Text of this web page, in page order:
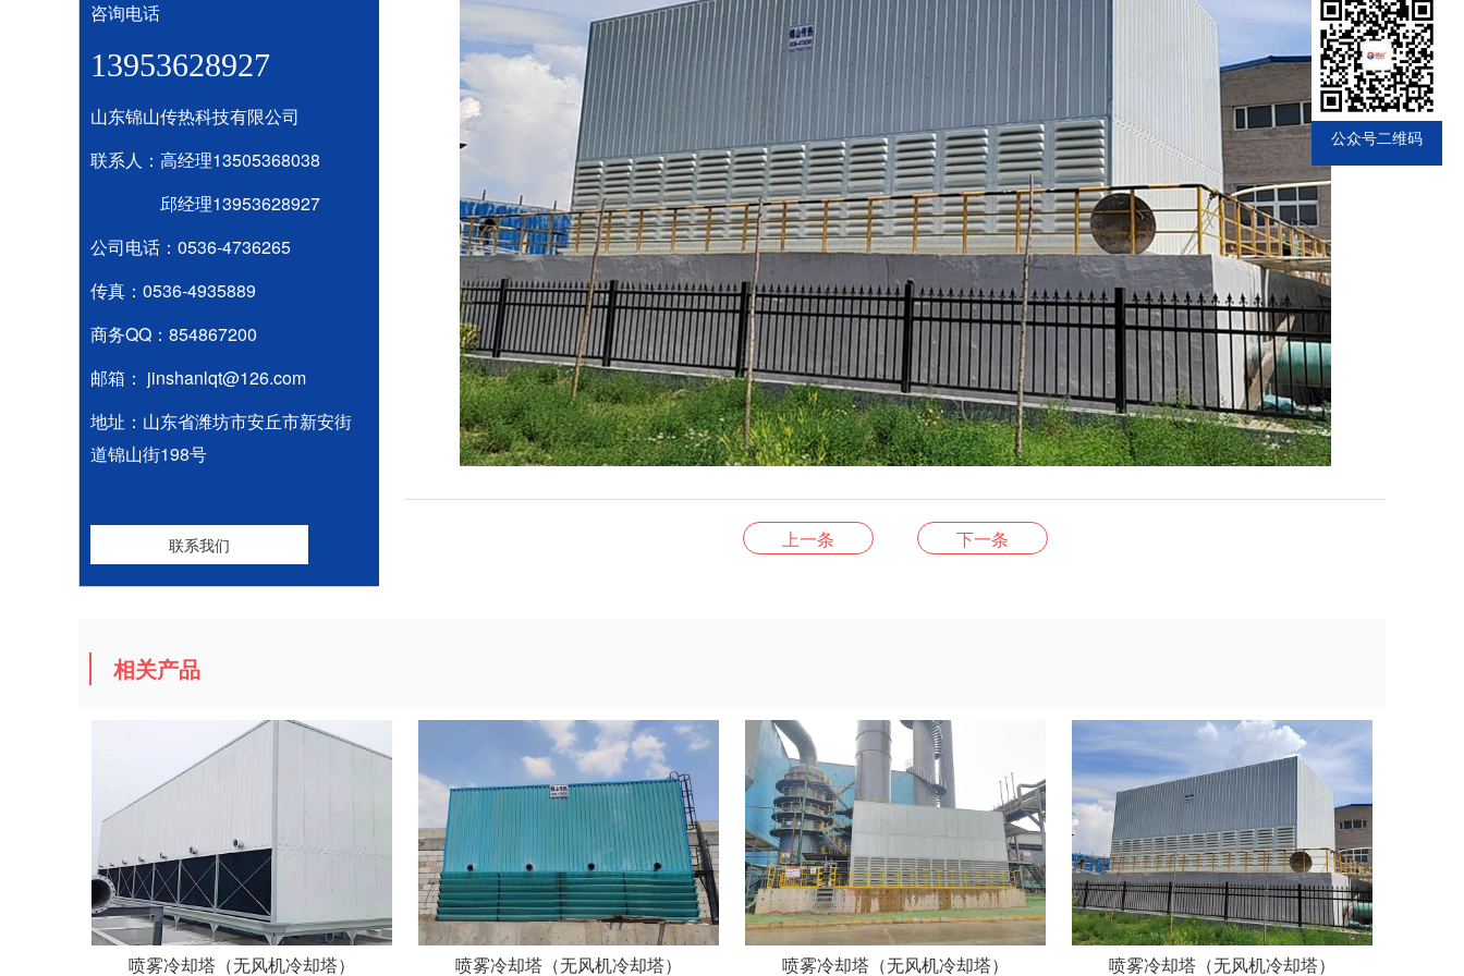
咨询电话
13953628927
山东锦山传热科技有限公司
联系人：高经理13505368038
邱经理13953628927
公司电话：0536-4736265
传真：0536-4935889
商务QQ：854867200
邮箱： jinshanlqt@126.com
地址：山东省潍坊市安丘市新安街
道锦山街198号
联系我们 上一条 下一条
相关产品
喷雾冷却塔（无风机冷却塔） 喷雾冷却塔（无风机冷却塔） 喷雾冷却塔（无风机冷却塔） 喷雾冷却塔（无风机冷却塔）
公众号二维码